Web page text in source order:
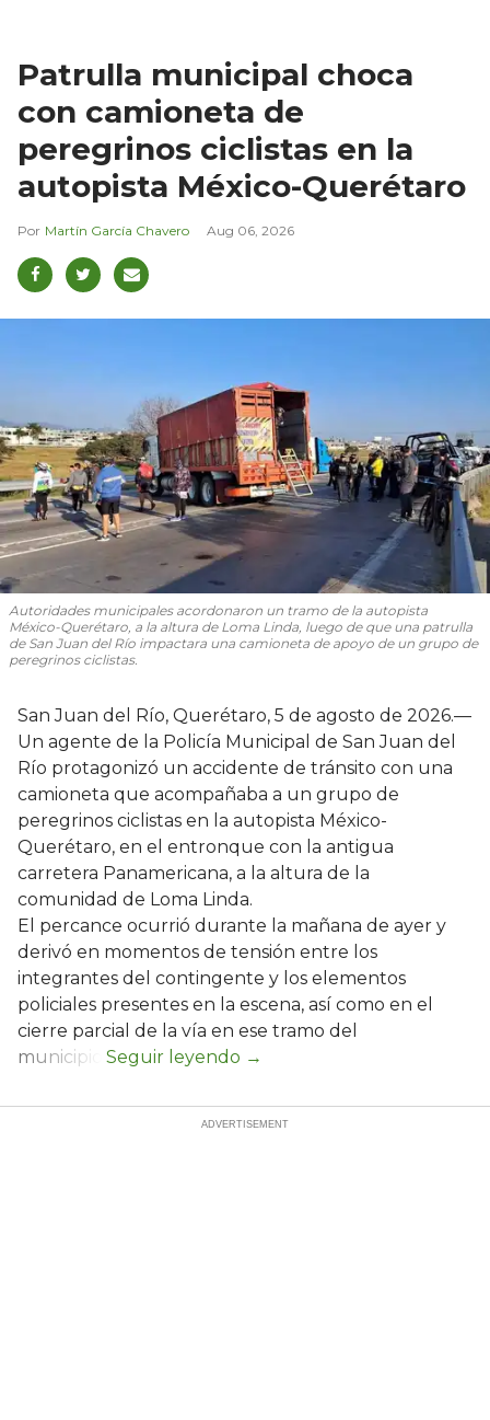
Patrulla municipal choca
con camioneta de
peregrinos ciclistas en la
autopista México-Querétaro
Martín García Chavero Aug 06, 2026
Autoridades municipales acordonaron un tramo de la autopista
México-Querétaro, a la altura de Loma Linda, luego de que una patrulla
de San Juan del Río impactara una camioneta de apoyo de un grupo de
peregrinos ciclistas.
San Juan del Río, Querétaro, 5 de agosto de 2026.—
Un agente de la Policía Municipal de San Juan del
Río protagonizó un accidente de tránsito con una
camioneta que acompañaba a un grupo de
peregrinos ciclistas en la autopista México-
Querétaro, en el entronque con la antigua
carretera Panamericana, a la altura de la
comunidad de Loma Linda.
El percance ocurrió durante la mañana de ayer y
derivó en momentos de tensión entre los
integrantes del contingente y los elementos
policiales presentes en la escena, así como en el
cierre parcial de la vía en ese tramo del
municipio.